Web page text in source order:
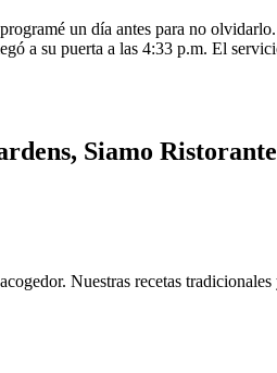
un día antes para no
a su puerta a las 4:33 p.m. El
Siamo
Nuestras recetas